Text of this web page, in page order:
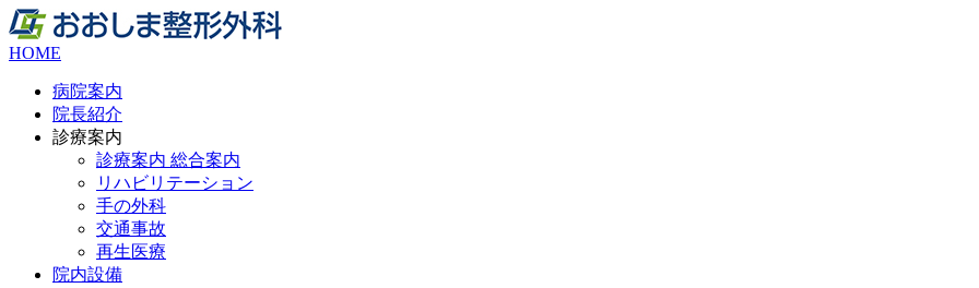
HOME
病院案内
院長紹介
診療案内
診療案内 総合案内
リハビリテーション
手の外科
交通事故
再生医療
院内設備